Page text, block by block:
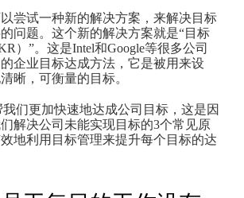
尝试一种新的解决方案，来解决目标
问题。这个新的解决方案就是“目标
）”。这是Intel和Google等很多公司
企业目标达成方法，它是被用来设
晰，可衡量的目标。
们更加快速地达成公司目标，这是因
解决公司未能实现目标的3个常见原
地利用目标管理来提升每个目标的达